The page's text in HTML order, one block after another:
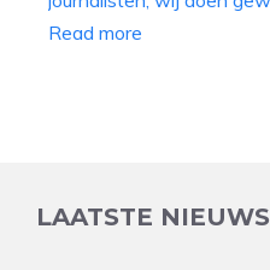
Read more
LAATSTE NIEUWS